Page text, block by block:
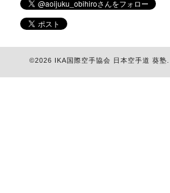
©2026 IKA国際空手協会 日本空手道 葵塾